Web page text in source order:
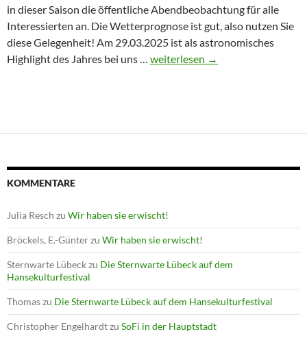
in dieser Saison die öffentliche Abendbeobachtung für alle
Interessierten an. Die Wetterprognose ist gut, also nutzen Sie
diese Gelegenheit! Am 29.03.2025 ist als astronomisches
Highlight des Jahres bei uns … Winterprogramm endet mit
weiterlesen →
KOMMENTARE
Julia Resch zu Wir haben sie erwischt!
Bröckels, E.-Günterzu Wir haben sie erwischt!
Sternwarte Lübeckzu Die Sternwarte Lübeck auf dem
Hansekulturfestival
Thomaszu Die Sternwarte Lübeck auf dem Hansekulturfestival
Christopher Engelhardtzu SoFi in der Hauptstadt